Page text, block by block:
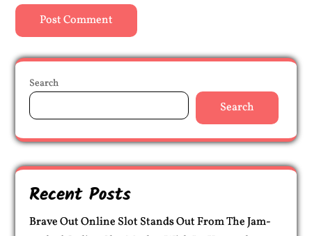
Search
Search
Recent Posts
Brave Out Online Slot Stands Out From The Jam-